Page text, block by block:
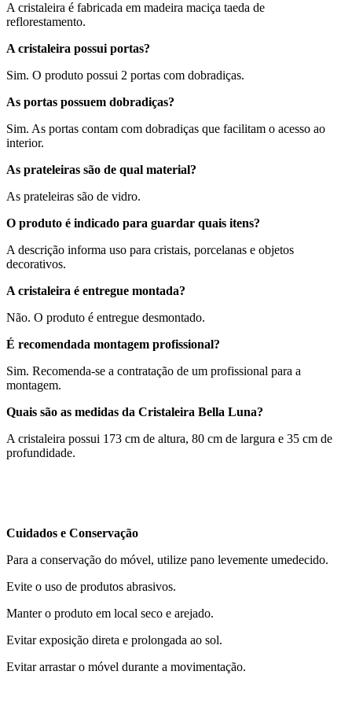
A cristaleira é fabricada em madeira maciça taeda de
reflorestamento.
A cristaleira possui portas?
Sim. O produto possui 2 portas com dobradiças.
As portas possuem dobradiças?
Sim. As portas contam com dobradiças que facilitam o acesso ao
interior.
As prateleiras são de qual material?
As prateleiras são de vidro.
O produto é indicado para guardar quais itens?
A descrição informa uso para cristais, porcelanas e objetos
decorativos.
A cristaleira é entregue montada?
Não. O produto é entregue desmontado.
É recomendada montagem profissional?
Sim. Recomenda-se a contratação de um profissional para a
montagem.
Quais são as medidas da Cristaleira Bella Luna?
A cristaleira possui 173 cm de altura, 80 cm de largura e 35 cm de
profundidade.
Cuidados e Conservação
Para a conservação do móvel, utilize pano levemente umedecido.
Evite o uso de produtos abrasivos.
Manter o produto em local seco e arejado.
Evitar exposição direta e prolongada ao sol.
Evitar arrastar o móvel durante a movimentação.